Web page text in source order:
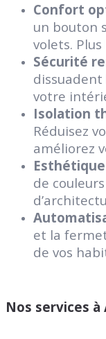
Confort
un bouton
volets.
Sécurité
votre
Isolation
Réduisez
améliorez
de
et la
de vos
Nos services à